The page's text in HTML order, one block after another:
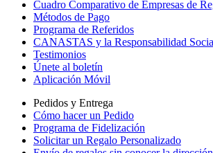
Cuadro Comparativo de Empresas de
Métodos de Pago
Programa de Referidos
CANASTAS y la Responsabilidad
Testimonios
Únete al boletín
Aplicación Móvil
Pedidos y Entrega
Cómo hacer un Pedido
Programa de Fidelización
Solicitar un Regalo Personalizado